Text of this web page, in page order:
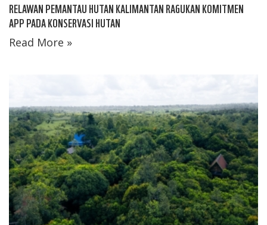
RELAWAN PEMANTAU HUTAN KALIMANTAN RAGUKAN KOMITMEN
APP PADA KONSERVASI HUTAN
Read More »